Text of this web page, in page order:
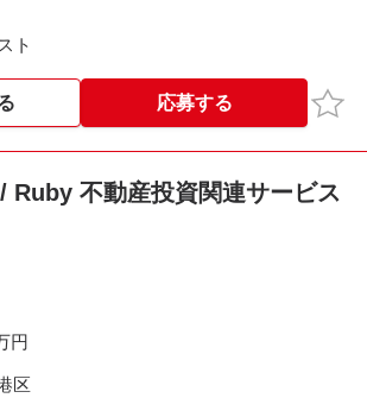
ト
応募する お気
不動産投資関連サービス
円
区